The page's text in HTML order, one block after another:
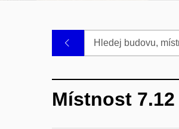
Místnost 7.12